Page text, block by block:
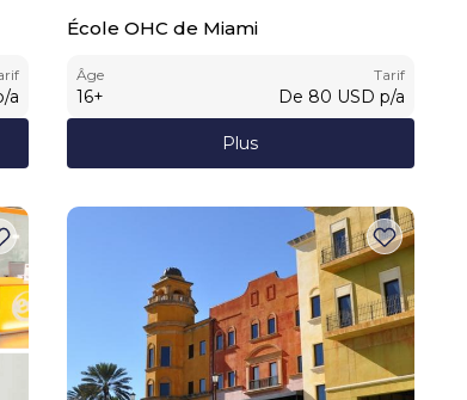
a
École OHC de Miami
Âge
16+
Tarif
De 80 USD p/a
Plus